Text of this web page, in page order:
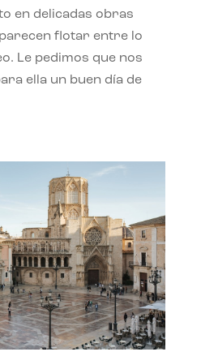
en delicadas obras
flotar entre lo
Le pedimos que nos
ella un buen día de